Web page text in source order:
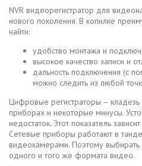
NVR видеорегистратор для
нового поколения. В копилке
найти:
удобство монтажа и
высокое качество записи и
дальность подключения (с
можно следить из любой
Цифровые регистраторы – кладезь
приборах и некоторые минусы.
недостаток. Этот показатель
Сетевые приборы работают в
видеокамерами. Поэтому
одного и того же формата видео.